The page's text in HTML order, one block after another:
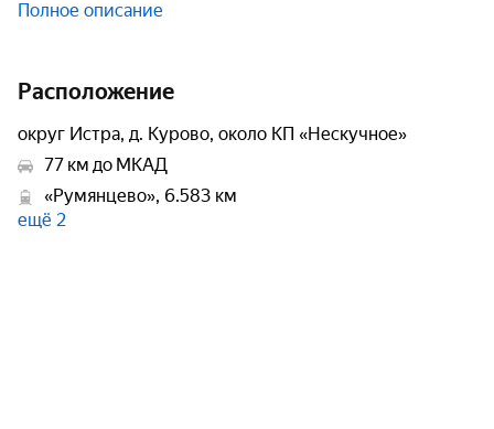
Полное описание
Расположение
округ Истра, д. Курово, около КП «Нескучное»
77 км до МКАД
«Румянцево», 6.583 км
ещё 2